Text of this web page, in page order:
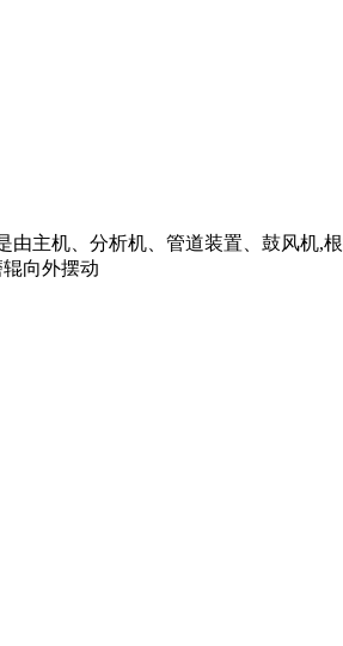
主机、分析机、管道装置、鼓风机
向外摆动